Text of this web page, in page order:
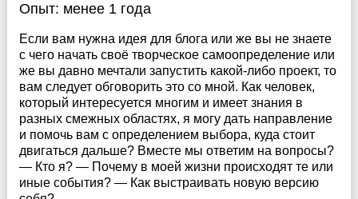
Опыт: менее 1 года
Если вам нужна идея для блога или же вы не знаете
с чего начать своё творческое самоопределение или
же вы давно мечтали запустить какой-либо проект, то
вам следует обговорить это со мной. Как человек,
который интересуется многим и имеет знания в
разных смежных областях, я могу дать направление
и помочь вам с определением выбора, куда стоит
двигаться дальше? Вместе мы ответим на вопросы?
— Кто я? — Почему в моей жизни происходят те или
иные события? — Как выстраивать новую версию